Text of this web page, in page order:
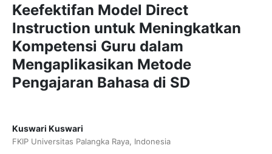
Keefektifan Model Direct
Instruction untuk Meningkatkan
Kompetensi Guru dalam
Mengaplikasikan Metode
Pengajaran Bahasa di SD
Kuswari Kuswari
FKIP Universitas Palangka Raya, Indonesia